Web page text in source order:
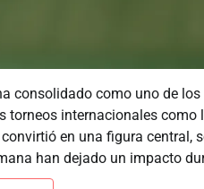
consolidado como uno de
torneos internacionales
en una figura
han dejado un impacto